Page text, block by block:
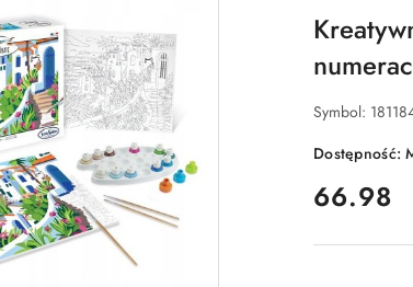
Symbol:
Dostępność:
cena:
66.98